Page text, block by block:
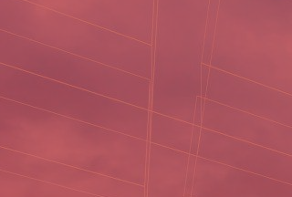
phòng, Tiếng anh tốt là một lợi thế.
- Kỹ năng giao tiếp tốt, sáng tạo
trong giải quyết vấn đề
- Nhanh nhẹn, ham học hỏi, chịu áp
lực công việc tốt
- Kinh nghiệm: 1 năm trong ngành kế
- Nữ tuổi từ 23 – 30